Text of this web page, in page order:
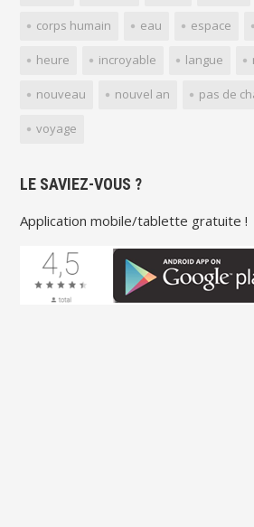
corps humain eau espace
heure incroyable langue
nouveau nouvel an pas de
voyage
LE SAVIEZ-VOUS ?
Application mobile/tablette gratuite !